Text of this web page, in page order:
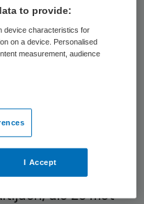
fingerfood uit
Dat is bedoeld
ouderen
te dienen.
van
kleine porties
die ze met
to provide:
device characteristics for
on a device. Personalised
measurement, audience
I Accept